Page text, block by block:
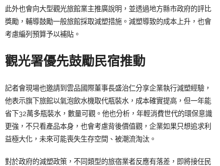
此外也會向大型觀光旅館業主推廣說明，並透過地方縣市政府的評比
獎勵，輔導鼓勵一般旅館採取減塑措施。減塑導致的成本上升，也會
考慮編列預算予以補貼。
觀光署優先鼓勵民宿推動
記者會現場也邀請到雲品國際董事長盛治仁分享企業執行減塑經驗，
他表示旗下旅館以氣泡飲水機取代瓶裝水，成本確實提高，但一年能
省下32萬多瓶裝水，數量可觀。他也分析，年輕消費世代的環保意識
更強，不只看產品本身，也會考慮背後價值觀，企業如果只想追求利
益極大化，未來可能喪失生存空間、被潮流淘汰。
對於政府的減塑政策，不同類型的旅宿業者反應有落差，即將接任民